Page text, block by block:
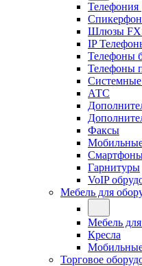
Телефония
Шлюзы
IP
Телефоны
Телефоны
АТС
Факсы
Гарнитуры
VoIP
Мебель для
Мебель
Кресла
Мобильные
Торговое